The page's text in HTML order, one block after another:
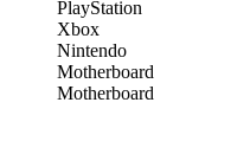
PlayStation
Xbox
Nintendo
Motherboard
Motherboard